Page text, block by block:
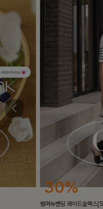
25%
밴스트라이프 스트링원피스